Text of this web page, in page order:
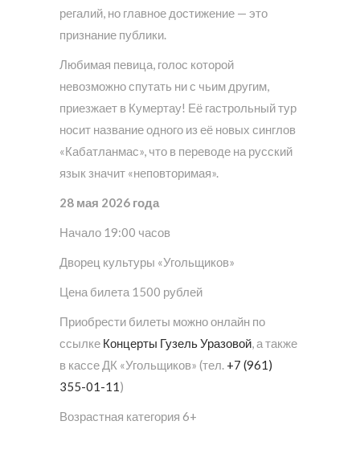
регалий, но главное достижение — это
признание публики.
Любимая певица, голос которой
невозможно спутать ни с чьим другим,
приезжает в Кумертау! Её гастрольный тур
носит название одного из её новых синглов
«Кабатланмас», что в переводе на русский
язык значит «неповторимая».
28 мая 2026 года
Начало 19:00 часов
Дворец культуры «Угольщиков»
Цена билета 1500 рублей
Приобрести билеты можно онлайн по
ссылке Концерты Гузель Уразовой, а также
в кассе ДК «Угольщиков» (тел. +7 (961)
355-01-11)
Возрастная категория 6+